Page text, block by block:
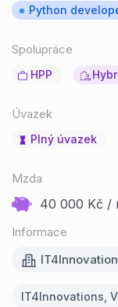
Python
Spolupráce
HPP
Úvazek
Plný úvazek
Mzda
40 000 Kč /
Informace
IT4Innovations,